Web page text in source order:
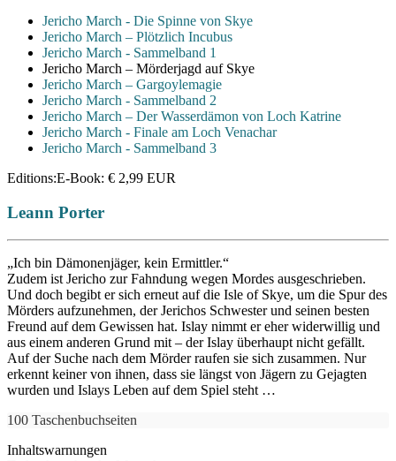
Jericho March - Die Spinne von Skye
Jericho March – Plötzlich Incubus
Jericho March - Sammelband 1
Jericho March – Mörderjagd auf Skye
Jericho March – Gargoylemagie
Jericho March - Sammelband 2
Jericho March – Der Wasserdämon von Loch Katrine
Jericho March - Finale am Loch Venachar
Jericho March - Sammelband 3
Editions:E-Book: € 2,99 EUR
Leann Porter
„Ich bin Dämonenjäger, kein Ermittler.“
Zudem ist Jericho zur Fahndung wegen Mordes ausgeschrieben.
Und doch begibt er sich erneut auf die Isle of Skye, um die Spur des
Mörders aufzunehmen, der Jerichos Schwester und seinen besten
Freund auf dem Gewissen hat. Islay nimmt er eher widerwillig und
aus einem anderen Grund mit – der Islay überhaupt nicht gefällt.
Auf der Suche nach dem Mörder raufen sie sich zusammen. Nur
erkennt keiner von ihnen, dass sie längst von Jägern zu Gejagten
wurden und Islays Leben auf dem Spiel steht …
100 Taschenbuchseiten
Inhaltswarnungen